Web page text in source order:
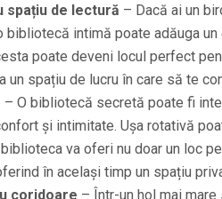
spațiu de lectură – Dacă ai un
bibliotecă intimă poate adăuga
poate deveni locul perfect
un spațiu de lucru în care să te
– O bibliotecă secretă poate fi
și intimitate. Ușa rotativă
va oferi nu doar un loc
în același timp un spațiu
coridoare – Într-un hol mai